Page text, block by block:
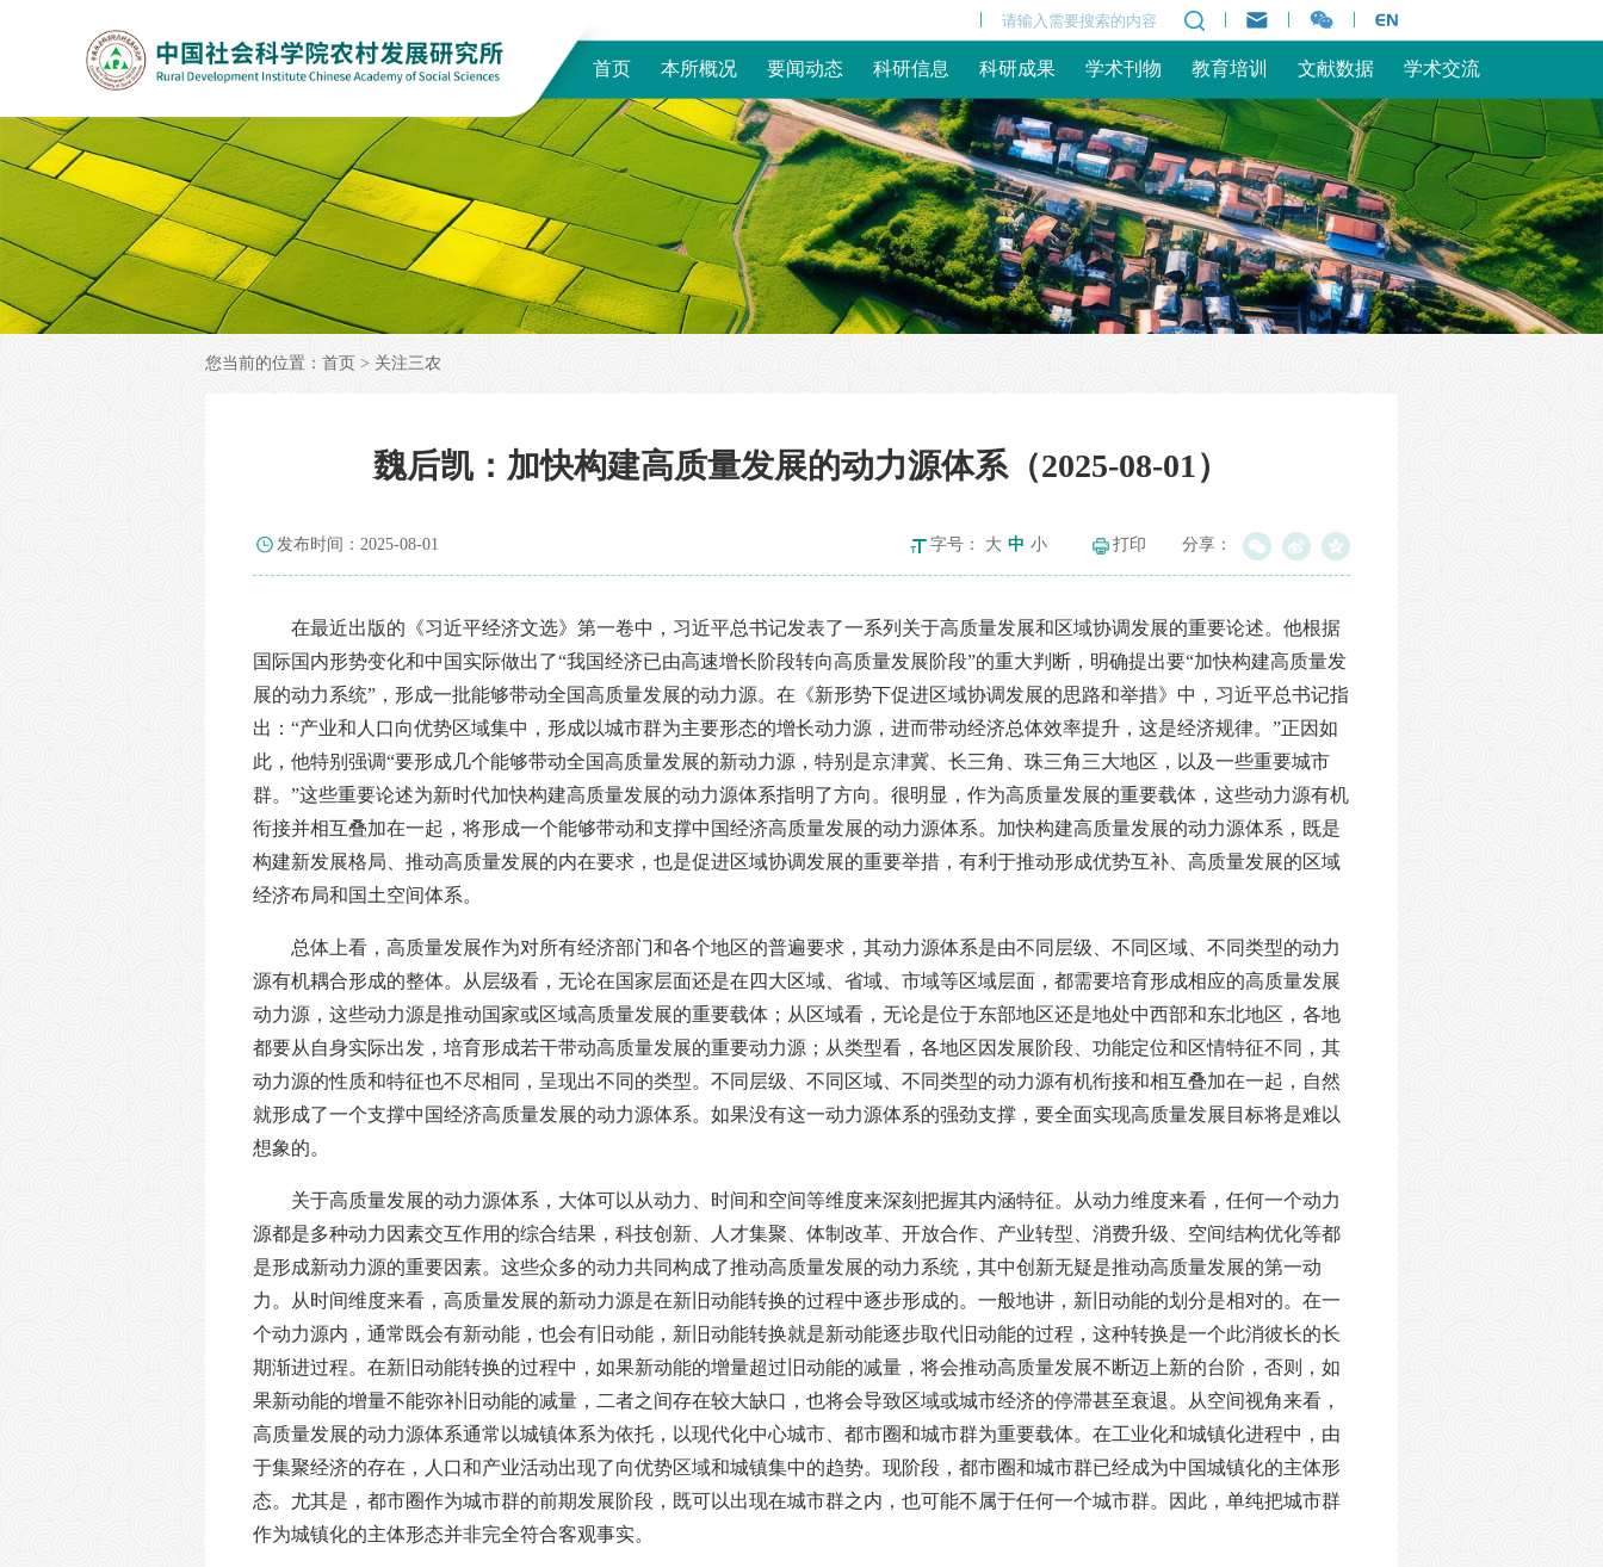
首页 本所概况 要闻动态 科研信息 科研成果 学术刊物 教育培训 文献数据 学术交流
您当前的位置： 首页 > 关注三农
魏后凯：加快构建高质量发展的动力源体系（2025-08-01）
发布时间：2025-08-01 字号： 大 中 小 打印 分享：
在最近出版的《习近平经济文选》第一卷中，习近平总书记发表了一系列关于高质量发展和区域协调发展的重要论述。他根据
国际国内形势变化和中国实际做出了“我国经济已由高速增长阶段转向高质量发展阶段”的重大判断，明确提出要“加快构建高质量发
展的动力系统”，形成一批能够带动全国高质量发展的动力源。在《新形势下促进区域协调发展的思路和举措》中，习近平总书记指
出：“产业和人口向优势区域集中，形成以城市群为主要形态的增长动力源，进而带动经济总体效率提升，这是经济规律。”正因如
此，他特别强调“要形成几个能够带动全国高质量发展的新动力源，特别是京津冀、长三角、珠三角三大地区，以及一些重要城市
群。”这些重要论述为新时代加快构建高质量发展的动力源体系指明了方向。很明显，作为高质量发展的重要载体，这些动力源有机
衔接并相互叠加在一起，将形成一个能够带动和支撑中国经济高质量发展的动力源体系。加快构建高质量发展的动力源体系，既是
构建新发展格局、推动高质量发展的内在要求，也是促进区域协调发展的重要举措，有利于推动形成优势互补、高质量发展的区域
经济布局和国土空间体系。
总体上看，高质量发展作为对所有经济部门和各个地区的普遍要求，其动力源体系是由不同层级、不同区域、不同类型的动力
源有机耦合形成的整体。从层级看，无论在国家层面还是在四大区域、省域、市域等区域层面，都需要培育形成相应的高质量发展
动力源，这些动力源是推动国家或区域高质量发展的重要载体；从区域看，无论是位于东部地区还是地处中西部和东北地区，各地
都要从自身实际出发，培育形成若干带动高质量发展的重要动力源；从类型看，各地区因发展阶段、功能定位和区情特征不同，其
动力源的性质和特征也不尽相同，呈现出不同的类型。不同层级、不同区域、不同类型的动力源有机衔接和相互叠加在一起，自然
就形成了一个支撑中国经济高质量发展的动力源体系。如果没有这一动力源体系的强劲支撑，要全面实现高质量发展目标将是难以
想象的。
关于高质量发展的动力源体系，大体可以从动力、时间和空间等维度来深刻把握其内涵特征。从动力维度来看，任何一个动力
源都是多种动力因素交互作用的综合结果，科技创新、人才集聚、体制改革、开放合作、产业转型、消费升级、空间结构优化等都
是形成新动力源的重要因素。这些众多的动力共同构成了推动高质量发展的动力系统，其中创新无疑是推动高质量发展的第一动
力。从时间维度来看，高质量发展的新动力源是在新旧动能转换的过程中逐步形成的。一般地讲，新旧动能的划分是相对的。在一
个动力源内，通常既会有新动能，也会有旧动能，新旧动能转换就是新动能逐步取代旧动能的过程，这种转换是一个此消彼长的长
期渐进过程。在新旧动能转换的过程中，如果新动能的增量超过旧动能的减量，将会推动高质量发展不断迈上新的台阶，否则，如
果新动能的增量不能弥补旧动能的减量，二者之间存在较大缺口，也将会导致区域或城市经济的停滞甚至衰退。从空间视角来看，
高质量发展的动力源体系通常以城镇体系为依托，以现代化中心城市、都市圈和城市群为重要载体。在工业化和城镇化进程中，由
于集聚经济的存在，人口和产业活动出现了向优势区域和城镇集中的趋势。现阶段，都市圈和城市群已经成为中国城镇化的主体形
态。尤其是，都市圈作为城市群的前期发展阶段，既可以出现在城市群之内，也可能不属于任何一个城市群。因此，单纯把城市群
作为城镇化的主体形态并非完全符合客观事实。